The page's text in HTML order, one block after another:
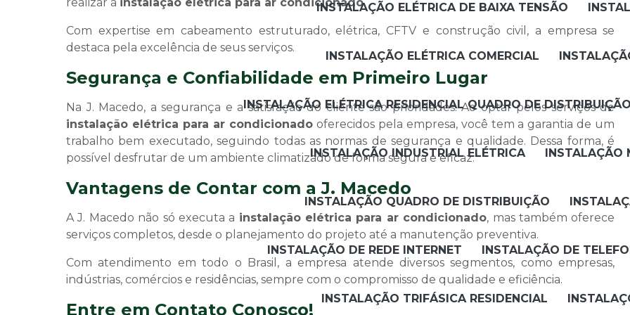
INSTALAÇÃO ELÉTRICA DE BAIXA TENSÃO
INSTALAÇÃO ELÉTRICA COMERCIAL
INSTALAÇÃO ELÉTRICA RESIDENCIAL QUADRO DE DISTRIBUIÇÃO
INSTALAÇÃO INDUSTRIAL ELÉTRICA INSTALAÇÃO
INSTALAÇÃO QUADRO DE DISTRIBUIÇÃO
INSTALAÇÃO DE REDE INTERNET INSTALAÇÃO DE
INSTALAÇÃO TRIFÁSICA RESIDENCIAL
Com expertise em cabeamento estruturado, elétrica, CFTV e construção civil, a empresa se
destaca pela excelência de seus serviços.
Segurança e Confiabilidade em Primeiro Lugar
Na J. Macedo, a segurança e a satisfação do cliente são prioridades. Ao optar pelos serviços de
instalação elétrica para ar condicionadooferecidos pela empresa, você tem a garantia de um
trabalho bem executado, seguindo todas as normas de segurança e qualidade. Dessa forma, é
possível desfrutar de um ambiente climatizado de forma segura e eficaz.
Vantagens de Contar com a J. Macedo
A J. Macedo não só executa a instalação elétrica para ar condicionado, mas também oferece
serviços completos, desde o planejamento do projeto até a manutenção preventiva.
Com atendimento em todo o Brasil, a empresa atende diversos segmentos, como empresas,
indústrias, comércios e residências, sempre com o compromisso de qualidade e eficiência.
Entre em Contato Conosco!